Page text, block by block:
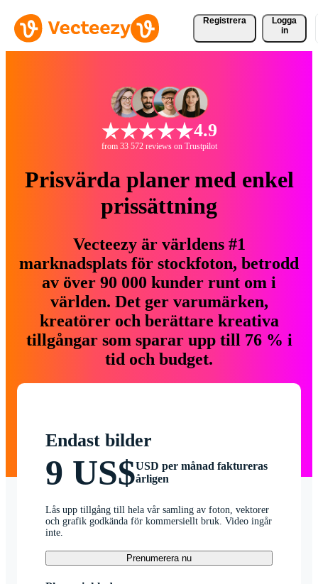
Registrera
Logga
in
4.9
from 33 572 reviews on Trustpilot
Prisvärda planer med enkel
prissättning
Vecteezy är världens #1
marknadsplats för stockfoton, betrodd
av över 90 000 kunder runt om i
världen. Det ger varumärken,
kreatörer och berättare kreativa
tillgångar som sparar upp till 76 % i
tid och budget.
Endast bilder
9 US$USD per månad faktureras
årligen
Lås upp tillgång till hela vår samling av foton, vektorer
och grafik godkända för kommersiellt bruk. Video ingår
inte.
Prenumerera nu